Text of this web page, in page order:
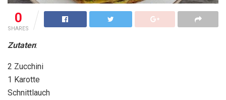
0
SHARES
Zutaten:
2 Zucchini
1 Karotte
Schnittlauch